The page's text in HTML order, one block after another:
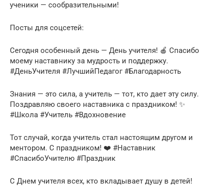
ученики — сообразительными!
Посты для соцсетей:
Сегодня особенный день — День учителя! 🍎 Спасибо
моему наставнику за мудрость и поддержку.
#ДеньУчителя #ЛучшийПедагог #Благодарность
Знания — это сила, а учитель — тот, кто дает эту силу.
Поздравляю своего наставника с праздником! ✨
#Школа #Учитель #Вдохновение
Тот случай, когда учитель стал настоящим другом и
ментором. С праздником! ❤️ #Наставник
#СпасибоУчителю #Праздник
С Днем учителя всех, кто вкладывает душу в детей!